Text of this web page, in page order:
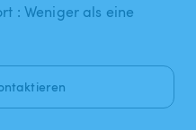
: Weniger als eine